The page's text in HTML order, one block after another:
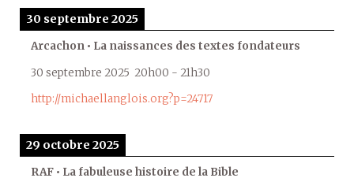
30 septembre 2025
Arcachon • La naissances des textes fondateurs
30 septembre 2025 20h00 - 21h30
http://michaellanglois.org?p=24717
29 octobre 2025
RAF • La fabuleuse histoire de la Bible